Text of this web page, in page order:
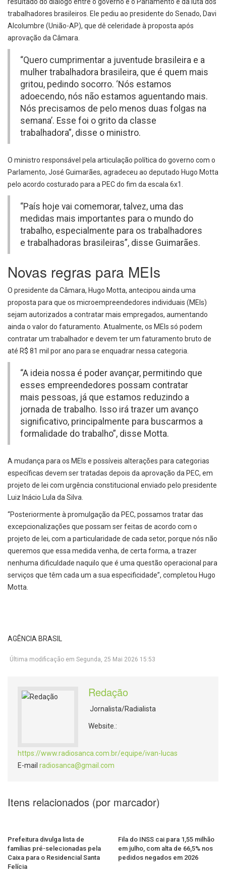
resultado do diálogo entre o governo e o Parlamento e da luta dos
trabalhadores brasileiros. Ele pediu ao presidente do Senado, Davi
Alcolumbre (União-AP), que dê celeridade à proposta após
aprovação da Câmara.
“Quero cumprimentar a juventude brasileira e a
mulher trabalhadora brasileira, que é quem mais
gritou, pedindo socorro. ‘Nós estamos
adoecendo, nós não estamos aguentando mais.
Nós precisamos de pelo menos duas folgas na
semana’. Esse foi o grito da classe
trabalhadora”, disse o ministro.
O ministro responsável pela articulação política do governo com o
Parlamento, José Guimarães, agradeceu ao deputado Hugo Motta
pelo acordo costurado para a PEC do fim da escala 6x1.
“País hoje vai comemorar, talvez, uma das
medidas mais importantes para o mundo do
trabalho, especialmente para os trabalhadores
e trabalhadoras brasileiras”, disse Guimarães.
Novas regras para MEIs
O presidente da Câmara, Hugo Motta, antecipou ainda uma
proposta para que os microempreendedores individuais (MEIs)
sejam autorizados a contratar mais empregados, aumentando
ainda o valor do faturamento. Atualmente, os MEIs só podem
contratar um trabalhador e devem ter um faturamento bruto de
até R$ 81 mil por ano para se enquadrar nessa categoria.
“A ideia nossa é poder avançar, permitindo que
esses empreendedores possam contratar
mais pessoas, já que estamos reduzindo a
jornada de trabalho. Isso irá trazer um avanço
significativo, principalmente para buscarmos a
formalidade do trabalho”, disse Motta.
A mudança para os MEIs e possíveis alterações para categorias
específicas devem ser tratadas depois da aprovação da PEC, em
projeto de lei com urgência constitucional enviado pelo presidente
Luiz Inácio Lula da Silva.
“Posteriormente à promulgação da PEC, possamos tratar das
excepcionalizações que possam ser feitas de acordo com o
projeto de lei, com a particularidade de cada setor, porque nós não
queremos que essa medida venha, de certa forma, a trazer
nenhuma dificuldade naquilo que é uma questão operacional para
serviços que têm cada um a sua especificidade”, completou Hugo
Motta.
AGÊNCIA BRASIL
Última modificação em Segunda, 25 Mai 2026 15:53
Redação
Jornalista/Radialista
Website.:
https://www.radiosanca.com.br/equipe/ivan-lucas
E-mail radiosanca@gmail.com
Itens relacionados (por marcador)
Prefeitura divulga lista de
famílias pré-selecionadas pela
Caixa para o Residencial Santa
Felícia
Fila do INSS cai para 1,55 milhão
em julho, com alta de 66,5% nos
pedidos negados em 2026